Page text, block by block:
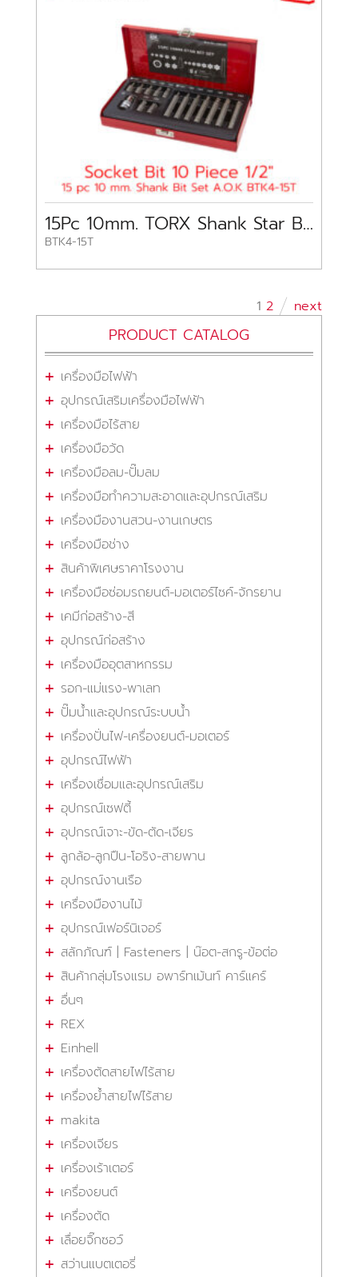
15Pc 10mm. TORX Shank Star Bit Set A.O.K
BTK4-15T
1 2 next
PRODUCT CATALOG
เครื่องมือไฟฟ้า
อุปกรณ์เสริมเครื่องมือไฟฟ้า
เครื่องมือไร้สาย
เครื่องมือวัด
เครื่องมือลม-ปั๊มลม
เครื่องมือทำความสะอาดและอุปกรณ์เสริม
เครื่องมืองานสวน-งานเกษตร
เครื่องมือช่าง
สินค้าพิเศษราคาโรงงาน
เครื่องมือซ่อมรถยนต์-มอเตอร์ไซค์-จักรยาน
เคมีก่อสร้าง-สี
อุปกรณ์ก่อสร้าง
เครื่องมืออุตสาหกรรม
รอก-แม่แรง-พาเลท
ปั๊มน้ำและอุปกรณ์ระบบน้ำ
เครื่องปั่นไฟ-เครื่องยนต์-มอเตอร์
อุปกรณ์ไฟฟ้า
เครื่องเชื่อมและอุปกรณ์เสริม
อุปกรณ์เซฟตี้
อุปกรณ์เจาะ-ขัด-ตัด-เจียร
ลูกล้อ-ลูกปืน-โอริง-สายพาน
อุปกรณ์งานเรือ
เครื่องมืองานไม้
อุปกรณ์เฟอร์นิเจอร์
สลักภัณฑ์ | Fasteners | น๊อต-สกรู-ข้อต่อ
สินค้ากลุ่มโรงแรม อพาร์ทเม้นท์ คาร์แคร์
อื่นๆ
REX
Einhell
เครื่องตัดสายไฟไร้สาย
เครื่องย้ำสายไฟไร้สาย
makita
เครื่องเจียร
เครื่องเร้าเตอร์
เครื่องยนต์
เครื่องตัด
เลื่อยจิ๊กซอว์
สว่านแบตเตอรี่